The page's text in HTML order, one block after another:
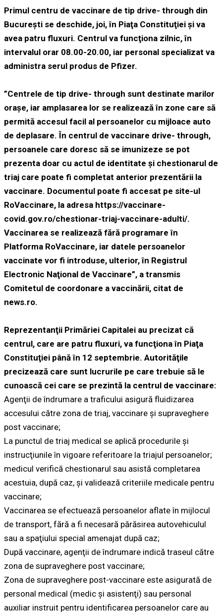
Primul centru de vaccinare de tip drive- through din
Bucureşti se deschide, joi, în Piaţa Constituţiei şi va
avea patru fluxuri. Centrul va funcţiona zilnic, în
intervalul orar 08.00-20.00, iar personal specializat va
administra serul produs de Pfizer.
”Centrele de tip drive- through sunt destinate marilor
oraşe, iar amplasarea lor se realizează în zone care să
permită accesul facil al persoanelor cu mijloace auto
de deplasare. În centrul de vaccinare drive- through,
persoanele care doresc să se imunizeze se pot
prezenta doar cu actul de identitate şi chestionarul de
triaj care poate fi completat anterior prezentării la
vaccinare. Documentul poate fi accesat pe site-ul
RoVaccinare, la adresa https://vaccinare-
covid.gov.ro/chestionar-triaj-vaccinare-adulti/.
Vaccinarea se realizează fără programare în
Platforma RoVaccinare, iar datele persoanelor
vaccinate vor fi introduse, ulterior, în Registrul
Electronic Naţional de Vaccinare”, a transmis
Comitetul de coordonare a vaccinării, citat de
news.ro.
Reprezentanţii Primăriei Capitalei au precizat că
centrul, care are patru fluxuri, va funcţiona în Piaţa
Constituţiei până în 12 septembrie. Autorităţile
precizează care sunt lucrurile pe care trebuie să le
cunoască cei care se prezintă la centrul de vaccinare:
Agenţii de îndrumare a traficului asigură fluidizarea
accesului către zona de triaj, vaccinare şi supraveghere
post vaccinare;
La punctul de triaj medical se aplică procedurile şi
instrucţiunile în vigoare referitoare la triajul persoanelor;
medicul verifică chestionarul sau asistă completarea
acestuia, după caz, şi validează criteriile medicale pentru
vaccinare;
Vaccinarea se efectuează persoanelor aflate în mijlocul
de transport, fără a fi necesară părăsirea autovehiculul
sau a spaţiului special amenajat după caz;
După vaccinare, agenţii de îndrumare indică traseul către
zona de supraveghere post vaccinare;
Zona de supraveghere post-vaccinare este asigurată de
personal medical (medic şi asistenţi) sau personal
auxiliar instruit pentru identificarea persoanelor care au